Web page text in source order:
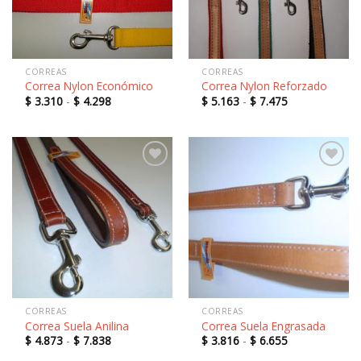
CORREAS
Correa Nylon Económico
$ 3.310 - $ 4.298Rango
$ 3.310
$ 4.298
CORREAS
Correa Nylon Reforzado
$ 5.163 - $ 7.475Rango
$ 5.163
$ 7.475
Añadir
a la
lista de
deseos
CORREAS
Correa Suela Anilina
$ 4.873 - $ 7.838Rango
Añadir
CORREAS
Correa Suela Engrasada
$ 3.816 - $ 6.655Rango